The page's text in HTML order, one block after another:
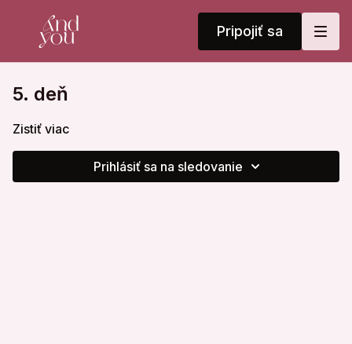
Pripojiť sa
5. deň
Zistiť viac
Prihlásiť sa na sledovanie